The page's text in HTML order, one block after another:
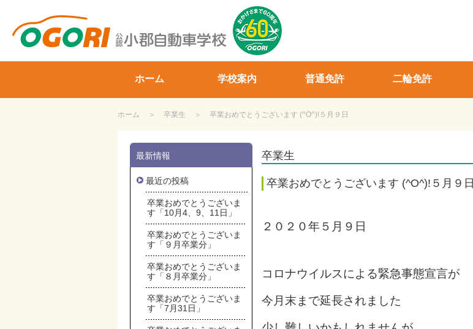
ホーム 学校案内 普通免許 二輪免許
ホーム 卒業生 卒業おめでとうございます (^O^)!５月９日
卒業生
卒業おめでとうございます (^O^)!５月９日
２０２０年５月９日
コロナウイルスによる緊急事態宣言が
今月末まで延長されました
最新情報
最近の投稿
卒業おめでとうございま
す「10月4、9、11日」
卒業おめでとうございま
す「９月卒業分」
卒業おめでとうございま
す「８月卒業分」
卒業おめでとうございま
す「7月31日」